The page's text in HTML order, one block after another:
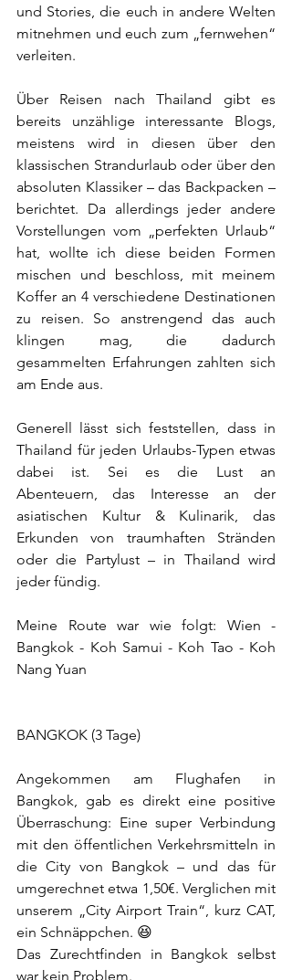
und Stories, die euch in andere Welten
mitnehmen und euch zum „fernwehen“
verleiten.
Über Reisen nach Thailand gibt es
bereits unzählige interessante Blogs,
meistens wird in diesen über den
klassischen Strandurlaub oder über den
absoluten Klassiker – das Backpacken –
berichtet. Da allerdings jeder andere
Vorstellungen vom „perfekten Urlaub“
hat, wollte ich diese beiden Formen
mischen und beschloss, mit meinem
Koffer an 4 verschiedene Destinationen
zu reisen. So anstrengend das auch
klingen mag, die dadurch
gesammelten Erfahrungen zahlten sich
am Ende aus.
Generell lässt sich feststellen, dass in
Thailand für jeden Urlaubs-Typen etwas
dabei ist. Sei es die Lust an
Abenteuern, das Interesse an der
asiatischen Kultur & Ku­li­na­rik, das
Erkunden von traumhaften Stränden
oder die Partylust – in Thailand wird
jeder fündig.
Meine Route war wie folgt: Wien -
Bangkok - Koh Samui - Koh Tao - Koh
Nang Yuan
BANGKOK (3 Tage)
Angekommen am Flughafen in
Bangkok, gab es direkt eine positive
Überraschung: Eine super Verbindung
mit den öffentlichen Verkehrsmitteln in
die City von Bangkok – und das für
umgerechnet etwa 1,50€. Verglichen mit
unserem „City Airport Train“, kurz CAT,
ein Schnäppchen. 😆
Das Zurechtfinden in Bangkok selbst
war kein Problem.